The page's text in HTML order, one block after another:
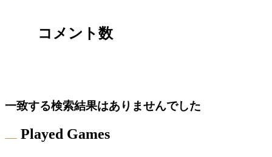
コメント数
一致する検索結果はありませんでした
Played Games